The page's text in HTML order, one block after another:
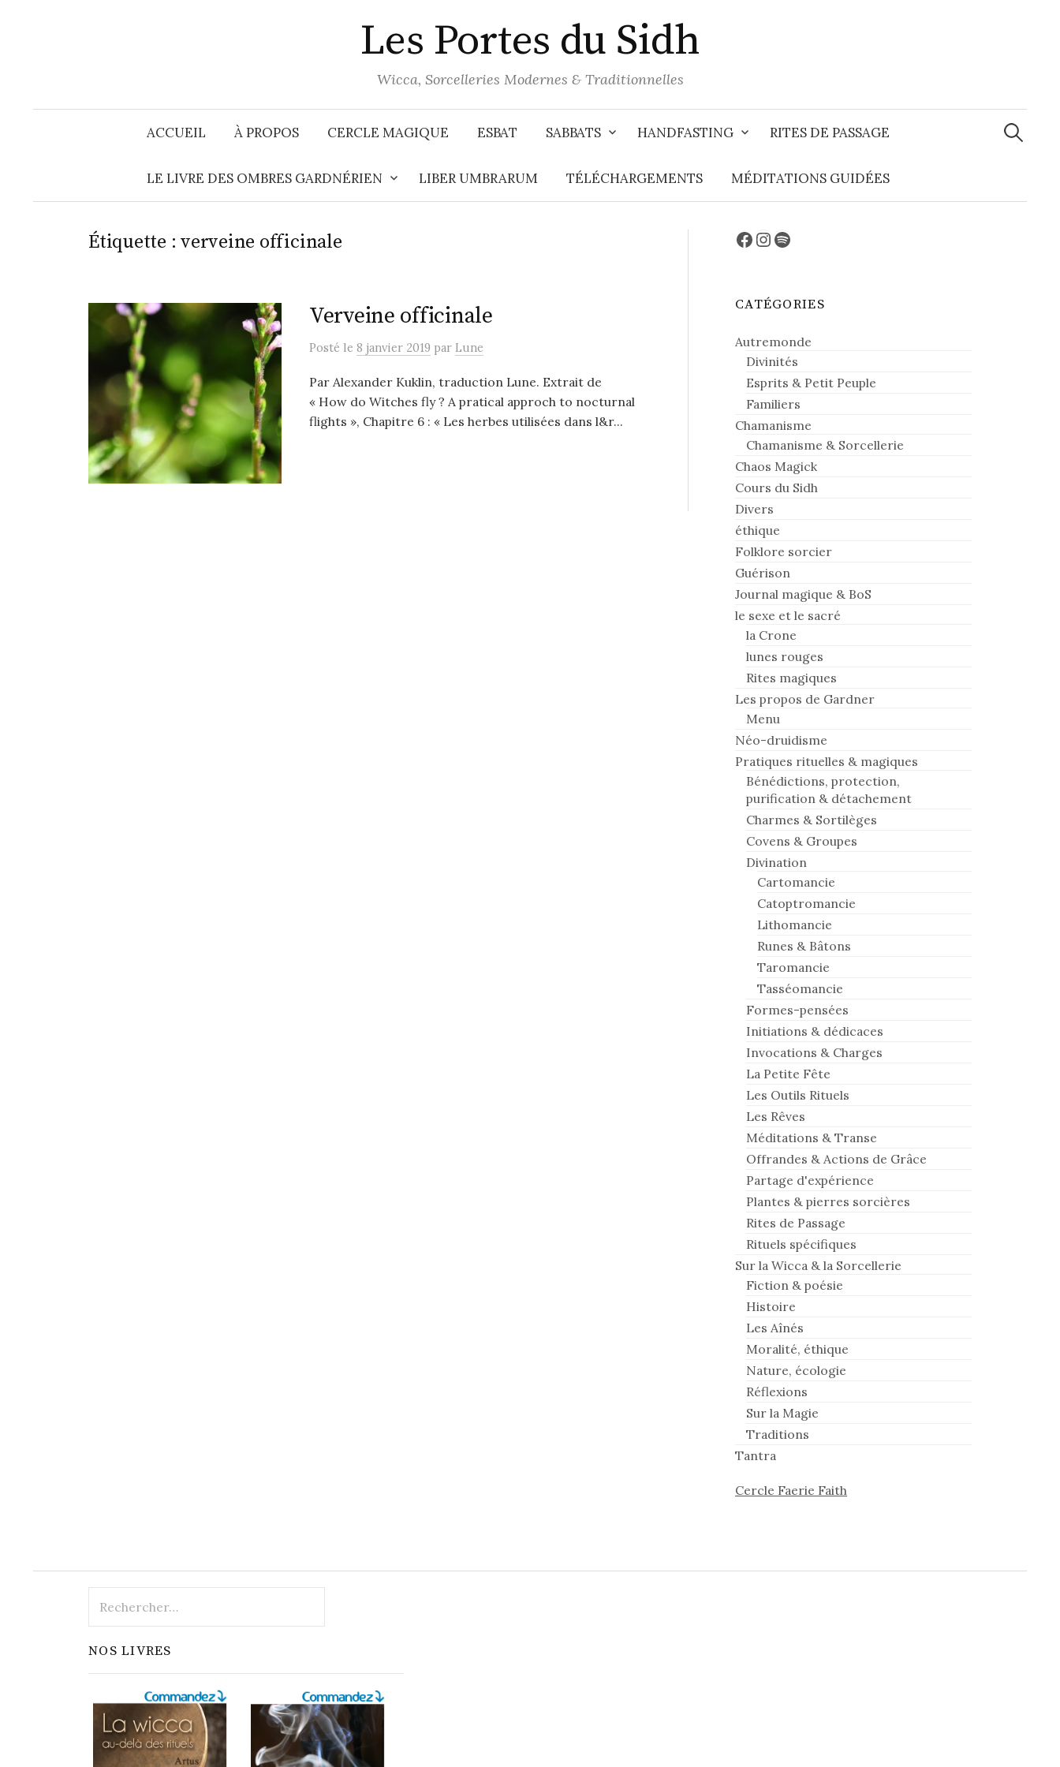
Les Portes du Sidh
Wicca, Sorcelleries Modernes & Traditionnelles
ACCUEIL À PROPOS CERCLE MAGIQUE ESBAT SABBATS HANDFASTING RITES DE PASSAGE
LE LIVRE DES OMBRES GARDNÉRIEN LIBER UMBRARUM TÉLÉCHARGEMENTS MÉDITATIONS GUIDÉES
Étiquette :verveine officinale
Verveine officinale
Posté le 8 janvier 2019 par Lune
Par Alexander Kuklin, traduction Lune. Extrait de
« How do Witches fly ? A pratical approch to nocturnal
flights », Chapitre 6 : « Les herbes utilisées dans l&r...
Facebook
Instagram
Spotify
CATÉGORIES
Autremonde
Divinités
Esprits & Petit Peuple
Familiers
Chamanisme
Chamanisme & Sorcellerie
Chaos Magick
Cours du Sidh
Divers
éthique
Folklore sorcier
Guérison
Journal magique & BoS
le sexe et le sacré
la Crone
lunes rouges
Rites magiques
Les propos de Gardner
Menu
Néo-druidisme
Pratiques rituelles & magiques
Bénédictions, protection,
purification & détachement
Charmes & Sortilèges
Covens & Groupes
Divination
Cartomancie
Catoptromancie
Lithomancie
Runes & Bâtons
Taromancie
Tasséomancie
Formes-pensées
Initiations & dédicaces
Invocations & Charges
La Petite Fête
Les Outils Rituels
Les Rêves
Méditations & Transe
Offrandes & Actions de Grâce
Partage d'expérience
Plantes & pierres sorcières
Rites de Passage
Rituels spécifiques
Sur la Wicca & la Sorcellerie
Fiction & poésie
Histoire
Les Aînés
Moralité, éthique
Nature, écologie
Réflexions
Sur la Magie
Traditions
Tantra
Cercle Faerie Faith
NOS LIVRES